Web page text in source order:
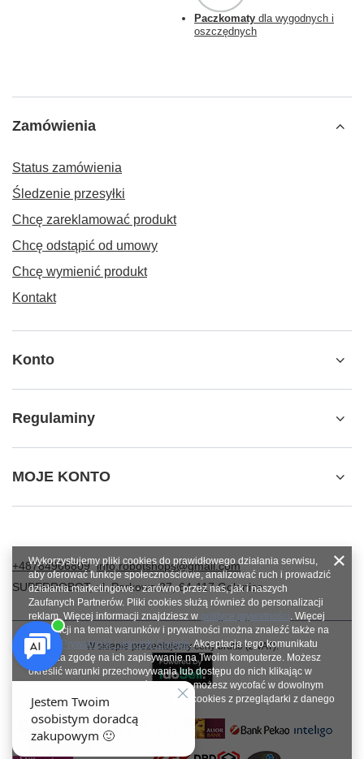
Paczkomaty dla wygodnych i
oszczędnych
Zamówienia
Status zamówienia
Śledzenie przesyłki
Chcę zareklamować produkt
Chcę odstąpić od umowy
Chcę wymienić produkt
Kontakt
Konto
Regulaminy
MOJE KONTO
+48784966809 info.robotshops@gmail.com
SUPERROBOT,ul. Parkowa 27,64-117Gołanice
W sklepie prezentujemy ceny brutto (z VAT).
Wykorzystujemy pliki cookies do prawidłowego działania serwisu,
aby oferować funkcje społecznościowe, analizować ruch i prowadzić
działania marketingowe - zarówno przez nas, jak i naszych
Zaufanych Partnerów. Pliki cookies służą również do personalizacji
reklam. Więcej informacji znajdziesz w polityce prywatności. Więcej
informacji na temat warunków i prywatności można znaleźć także na
stronie Prywatność i warunki Google. Akceptacja tego komunikatu
oznacza zgodę na ich zapisywanie na Twoim komputerze. Możesz
określić warunki przechowywania lub dostępu do nich klikając w
zakładkę „Konfiguracja zgód”. Zgodę możesz wycofać w dowolnym
momencie poprzez usunięcie plików cookies z przeglądarki z danego
urządzenia końcowego.
Zamknij